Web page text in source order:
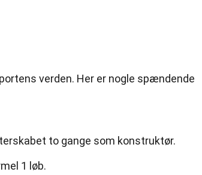
verden. Her er nogle spændende
to gange som konstruktør.
1 løb.